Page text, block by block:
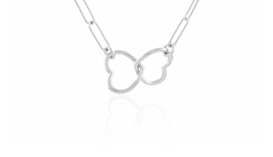
BRATARI PENTRU PICIOR
BRATARA TIP ROZARIU